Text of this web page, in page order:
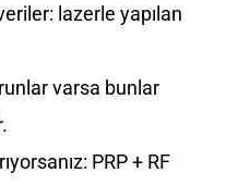
lazerle yapılan
varsa bunlar
PRP + RF